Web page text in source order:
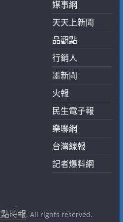
媒事網
天天上新聞
品觀點
行銷人
墨新聞
火報
民生電子報
樂聯網
台灣線報
記者爆料網
時報. All rights reserved.